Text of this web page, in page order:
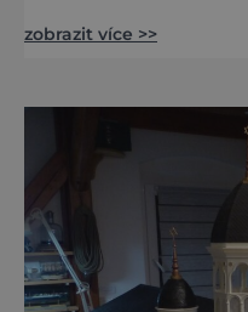
lázeňské koncerty
nevšimne, ani se jí
zobrazit více >>